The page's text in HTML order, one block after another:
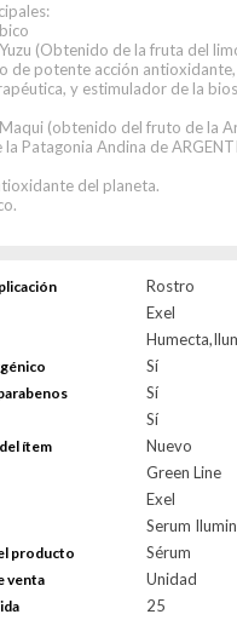
(Obtenido de la fruta del
de potente acción
y estimulador de la
(obtenido del fruto de la
Patagonia Andina de
del planeta.
Rostro
Exel
Sí
Sí
Sí
ítem Nuevo
Green Line
Exel
Serum
producto Sérum
venta Unidad
25